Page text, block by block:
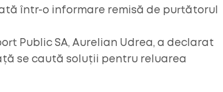
într-o informare remisă de purtătorul
Public SA, Aurelian Udrea, a declarat
se caută soluții pentru reluarea